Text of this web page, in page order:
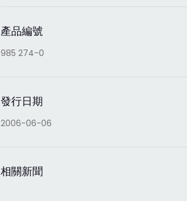
產品編號
985 274-0
發行日期
2006-06-06
相關新聞